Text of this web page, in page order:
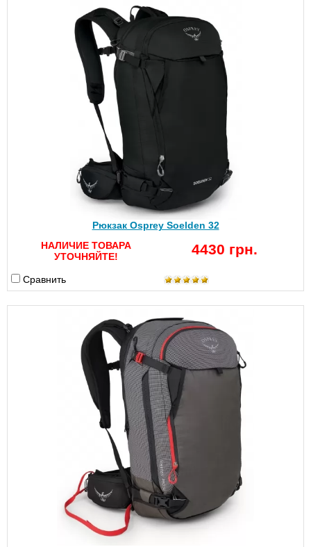
Рюкзак Osprey Soelden 32
НАЛИЧИЕ ТОВАРА
УТОЧНЯЙТЕ!
4430 грн.
Сравнить